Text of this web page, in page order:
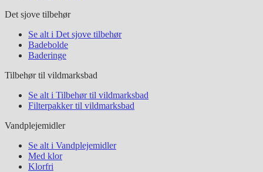
Det sjove tilbehør
Se alt i Det sjove tilbehør
Badebolde
Baderinge
Tilbehør til vildmarksbad
Se alt i Tilbehør til vildmarksbad
Filterpakker til vildmarksbad
Vandplejemidler
Se alt i Vandplejemidler
Med klor
Klorfri